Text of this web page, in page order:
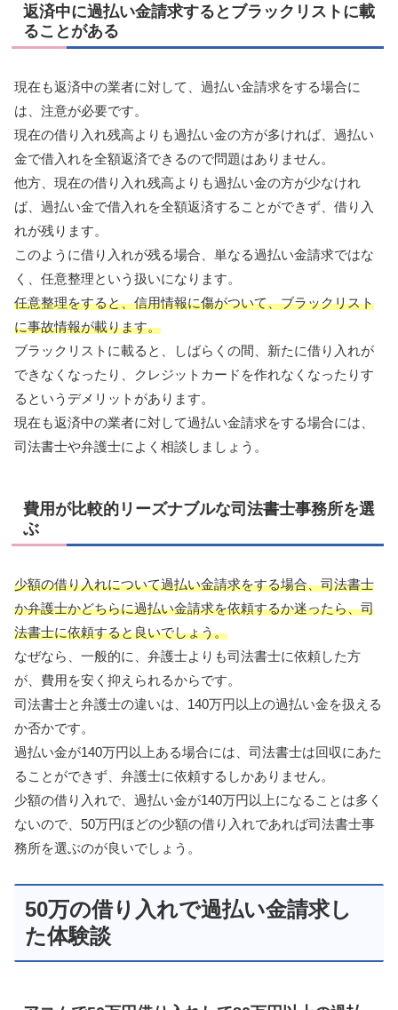
返済中に過払い金請求するとブラックリストに載
ることがある
現在も返済中の業者に対して、過払い金請求をする場合に
は、注意が必要です。
現在の借り入れ残高よりも過払い金の方が多ければ、過払い
金で借入れを全額返済できるので問題はありません。
他方、現在の借り入れ残高よりも過払い金の方が少なけれ
ば、過払い金で借入れを全額返済することができず、借り入
れが残ります。
このように借り入れが残る場合、単なる過払い金請求ではな
く、任意整理という扱いになります。
任意整理をすると、信用情報に傷がついて、ブラックリスト
に事故情報が載ります。
ブラックリストに載ると、しばらくの間、新たに借り入れが
できなくなったり、クレジットカードを作れなくなったりす
るというデメリットがあります。
現在も返済中の業者に対して過払い金請求をする場合には、
司法書士や弁護士によく相談しましょう。
費用が比較的リーズナブルな司法書士事務所を選
ぶ
少額の借り入れについて過払い金請求をする場合、司法書士
か弁護士かどちらに過払い金請求を依頼するか迷ったら、司
法書士に依頼すると良いでしょう。
なぜなら、一般的に、弁護士よりも司法書士に依頼した方
が、費用を安く抑えられるからです。
司法書士と弁護士の違いは、140万円以上の過払い金を扱える
か否かです。
過払い金が140万円以上ある場合には、司法書士は回収にあた
ることができず、弁護士に依頼するしかありません。
少額の借り入れで、過払い金が140万円以上になることは多く
ないので、50万円ほどの少額の借り入れであれば司法書士事
務所を選ぶのが良いでしょう。
50万の借り入れで過払い金請求し
た体験談